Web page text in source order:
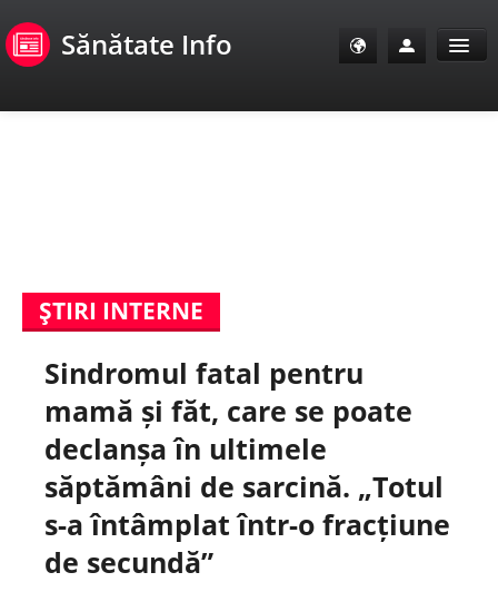
Sănătate Info
E-Sănătate Pacienți
E-Sănătate Medici
E-Sănătate Instituții
Tuberculoza Info
ŞTIRI INTERNE
Sindromul fatal pentru
mamă și făt, care se poate
declanșa în ultimele
săptămâni de sarcină. „Totul
s-a întâmplat într-o fracțiune
de secundă”